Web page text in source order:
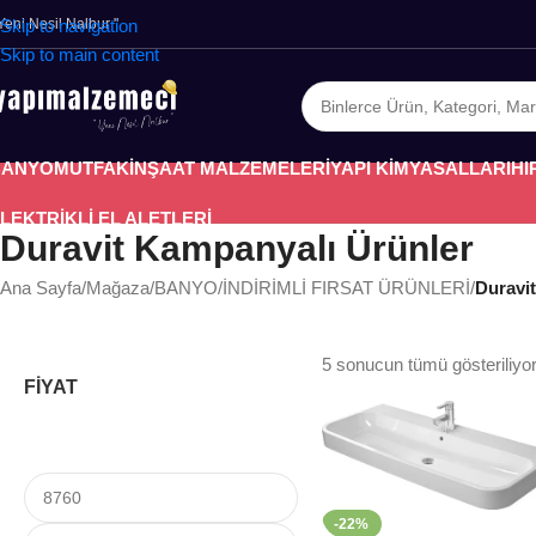
Skip to navigation
Skip to main content
Nesil Nalbur "
MUTFAKİNŞAAT MALZEMELERİYAPI KİMYASALLARI
EL ALETLERİ
Duravit Kampanyalı Ürünler
Ana Sayfa/Mağaza/BANYO/İNDİRİMLİ FIRSAT ÜRÜNLERİ/
FİYAT
5 sonucun tümü gösteriliyor
-22%